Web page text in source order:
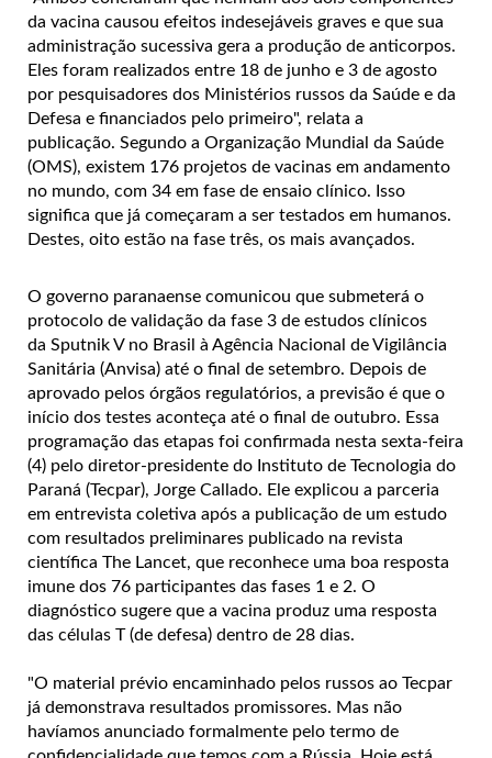
da vacina causou efeitos indesejáveis graves e que sua
administração sucessiva gera a produção de anticorpos.
Eles foram realizados entre 18 de junho e 3 de agosto
por pesquisadores dos Ministérios russos da Saúde e da
Defesa e financiados pelo primeiro", relata a
publicação. Segundo a Organização Mundial da Saúde
(OMS), existem 176 projetos de vacinas em andamento
no mundo, com 34 em fase de ensaio clínico. Isso
significa que já começaram a ser testados em humanos.
Destes, oito estão na fase três, os mais avançados.
O governo paranaense comunicou que submeterá o
protocolo de validação da fase 3 de estudos clínicos
da Sputnik V no Brasil à Agência Nacional de Vigilância
Sanitária (Anvisa) até o final de setembro. Depois de
aprovado pelos órgãos regulatórios, a previsão é que o
início dos testes aconteça até o final de outubro. Essa
programação das etapas foi confirmada nesta sexta-feira
(4) pelo diretor-presidente do Instituto de Tecnologia do
Paraná (Tecpar), Jorge Callado. Ele explicou a parceria
em entrevista coletiva após a publicação de um estudo
com resultados preliminares publicado na revista
científica The Lancet, que reconhece uma boa resposta
imune dos 76 participantes das fases 1 e 2. O
diagnóstico sugere que a vacina produz uma resposta
das células T (de defesa) dentro de 28 dias.
"O material prévio encaminhado pelos russos ao Tecpar
já demonstrava resultados promissores. Mas não
havíamos anunciado formalmente pelo termo de